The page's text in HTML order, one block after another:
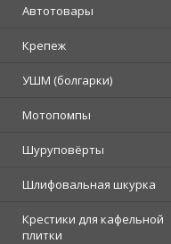
Автотовары
Крепеж
УШМ (болгарки)
Мотопомпы
Шуруповёрты
Шлифовальная шкурка
Крестики для кафельной
плитки